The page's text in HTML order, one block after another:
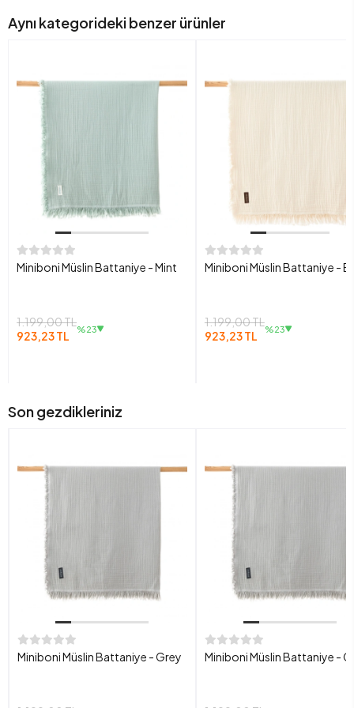
Aynı kategorideki benzer ürünler
Miniboni Müslin Battaniye - Mint
1.199,00 TL
923,23 TL
%23
Miniboni Müslin Battaniye -
1.199,00 TL
923,23 TL
%23
Son gezdikleriniz
Miniboni Müslin Battaniye - Grey Miniboni Müslin Battaniye -